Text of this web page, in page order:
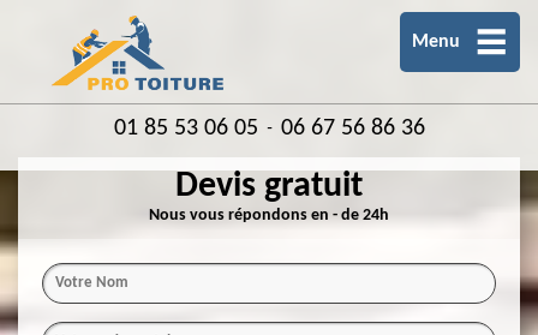
Menu
01 85 53 06 05 - 06 67 56 86 36
Devis gratuit
Nous vous répondons en - de 24h